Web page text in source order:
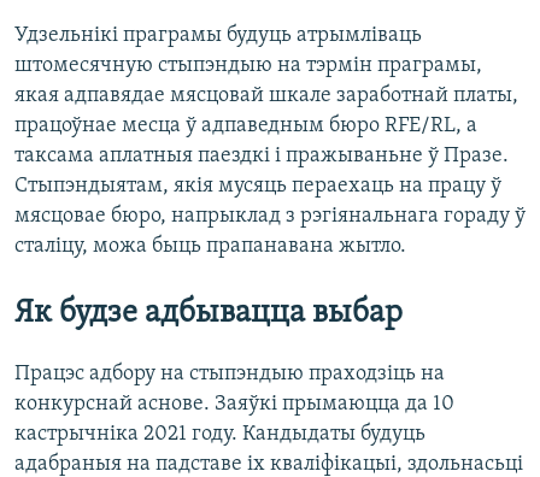
Удзельнікі праграмы будуць атрымліваць
штомесячную стыпэндыю на тэрмін праграмы,
якая адпавядае мясцовай шкале заработнай платы,
працоўнае месца ў адпаведным бюро RFE/RL, а
таксама аплатныя паездкі і пражываньне ў Празе.
Стыпэндыятам, якія мусяць пераехаць на працу ў
мясцовае бюро, напрыклад з рэгіянальнага гораду ў
сталіцу, можа быць прапанавана жытло.
Як будзе адбывацца выбар
Працэс адбору на стыпэндыю праходзіць на
конкурснай аснове. Заяўкі прымаюцца да 10
кастрычніка 2021 году. Кандыдаты будуць
адабраныя на падставе іх кваліфікацыі, здольнасьці